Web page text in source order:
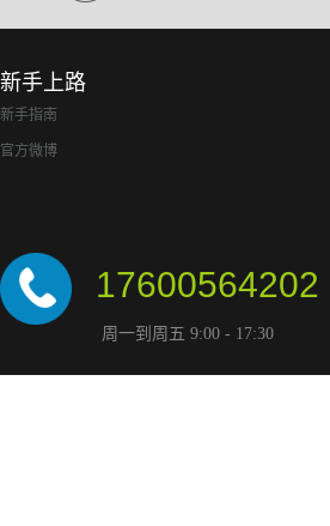
新手上路
新手指南
官方微博
17600564202
周一到周五 9:00 - 17:30